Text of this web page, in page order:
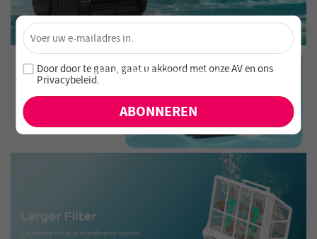
Ontgrendel 4% Korting – Schrijf je nu in!
Word lid van onze nieuwsbrief en mis nooit speciale
aanbiedingen en nieuwe producten!
×
Door door te gaan, gaat u akkoord met onzeAV enons
Privacybeleid.